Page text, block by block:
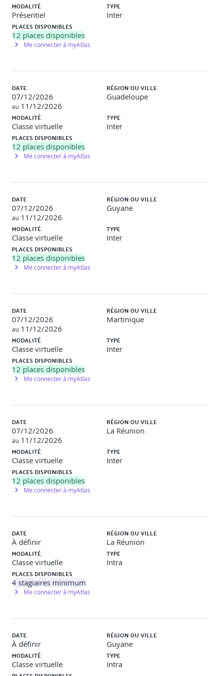
Descriptif
: Création de programmes simples avec mise en
œuvre de variables de différents types, Calculs avec
opérateurs, branchements conditionnels et boucles.
Classes, objets, relations entre objets
Packages, classes, objets, constructeurs, méthodes,
spécificateurs d’accès
Cycle de vie d'un objet en mémoire, instanciation d’objet
avec new
Surcharge de méthodes
Les énumérations
Relations de composition, associations, héritage
Polymorphisme, classes abstraites, interfaces,
conversions entre objets
La classe Object et ses méthodes
Travaux pratiques
Objectifs : Comprendre la POO dans Java. (Instanciation,
Relations, Héritage, Interfaces)
Descriptif: Création d’une application avec classes en
relation d’association, de composition, d’héritage, Mise en
œuvre du polymorphisme.
Hiérarchie des classes d’exceptions
Exceptions contrôlées et non contrôlées
Mécanisme try-catch, rôle de finally, try-with-ressources
Propagation d’exceptions, récupération de Stack Trace
Travaux pratiques
Objectifs: Distinguer exception contrôlée et non-contrôlée.
Construction syntaxique de la gestion des exceptions.
Descriptif: Mise en place d’une gestion d’exceptions avec
try-catch-finally dans une application. Utilisation du try-
with-resources. Propagation d’exceptions contrôlées et non-
Déploiement d’applications
MODALITÉ
Présentiel
TYPE
Inter
PLACES DISPONIBLES
12 places disponibles
Me connecter à myAtlas
DATE
07/12/2026
au 11/12/2026
RÉGION OU VILLE
Guadeloupe
MODALITÉ
Classe virtuelle
TYPE
Inter
PLACES DISPONIBLES
12 places disponibles
Me connecter à myAtlas
DATE
07/12/2026
au 11/12/2026
RÉGION OU VILLE
Guyane
MODALITÉ
Classe virtuelle
TYPE
Inter
PLACES DISPONIBLES
12 places disponibles
Me connecter à myAtlas
DATE
07/12/2026
au 11/12/2026
RÉGION OU VILLE
Martinique
MODALITÉ
Classe virtuelle
TYPE
Inter
PLACES DISPONIBLES
12 places disponibles
Me connecter à myAtlas
DATE
07/12/2026
au 11/12/2026
RÉGION OU VILLE
La Réunion
MODALITÉ
Classe virtuelle
TYPE
Inter
PLACES DISPONIBLES
12 places disponibles
Me connecter à myAtlas
DATE
À définir
RÉGION OU VILLE
La Réunion
MODALITÉ
Classe virtuelle
TYPE
Intra
PLACES DISPONIBLES
4 stagiaires minimum
Me connecter à myAtlas
DATE
À définir
RÉGION OU VILLE
Guyane
MODALITÉ
Classe virtuelle
TYPE
Intra